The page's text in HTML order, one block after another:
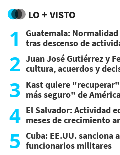
LO + VISTO
1
Guatemala:
tras descenso de
2 Juan José Gutiérrez y
cultura, acuerdos y
3 Kast quiere
más seguro" de
4 El Salvador: Actividad
meses de crecimiento
5 Cuba: EE.UU. sanciona
funcionarios militares